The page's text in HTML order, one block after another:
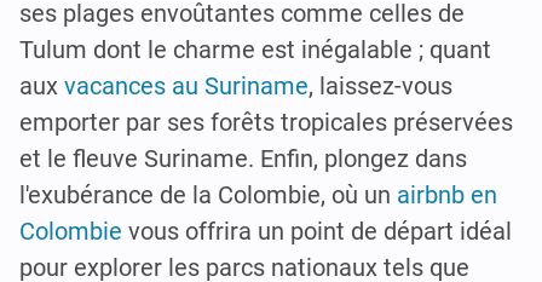
ses plages envoûtantes comme celles de
Tulum dont le charme est inégalable ; quant
aux vacances au Suriname, laissez-vous
emporter par ses forêts tropicales préservées
et le fleuve Suriname. Enfin, plongez dans
l'exubérance de la Colombie, où un airbnb en
Colombie vous offrira un point de départ idéal
pour explorer les parcs nationaux tels que